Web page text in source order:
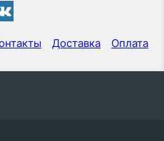
Доставка Оплата